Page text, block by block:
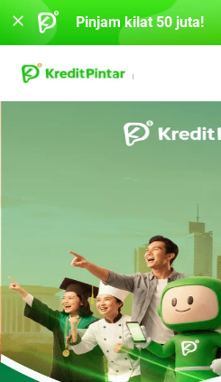
Pinjam kilat 50 juta!